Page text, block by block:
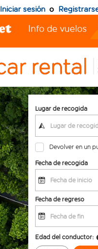
Iniciar sesión o
Info de vuelos
Lugar de recogida
Devolver en un
Fecha de recogida
Fecha de regreso
Edad del conductor: